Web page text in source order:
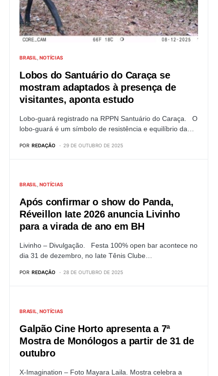
BRASIL NOTÍCIAS
Lobos do Santuário do Caraça se
mostram adaptados à presença de
visitantes, aponta estudo
Lobo-guará registrado na RPPN Santuário do Caraça. O
lobo-guará é um símbolo de resistência e equilíbrio da…
POR REDAÇÃO 29 DE OUTUBRO DE 2025
BRASIL NOTÍCIAS
Após confirmar o show do Panda,
Réveillon Iate 2026 anuncia Livinho
para a virada de ano em BH
Livinho – Divulgação. Festa 100% open bar acontece no
dia 31 de dezembro, no Iate Tênis Clube…
POR REDAÇÃO 28 DE OUTUBRO DE 2025
BRASIL NOTÍCIAS
Galpão Cine Horto apresenta a 7ª
Mostra de Monólogos a partir de 31 de
outubro
X-Imagination – Foto Mayara Laila. Mostra celebra a